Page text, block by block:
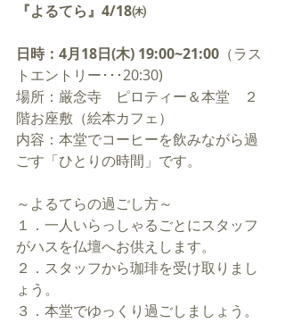
『よるてら』4/18㈭
日時：4月18日(木) 19:00~21:00 （ラス
トエントリー･･･20:30)
場所：厳念寺　ピロティー＆本堂　２
階お座敷（絵本カフェ）
内容：本堂でコーヒーを飲みながら過
ごす「ひとりの時間」です。
～よるてらの過ごし方～
１．一人いらっしゃるごとにスタッフ
がハスを仏壇へお供えします。
２．スタッフから珈琲を受け取りまし
ょう。
３．本堂でゆっくり過ごしましょう。